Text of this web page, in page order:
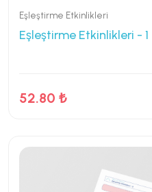
Eşleştirme Etkinlikleri
Eşleştirme Etkinlikleri - 1
52.80 ₺